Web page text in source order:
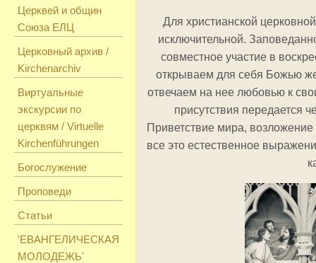
Церквей и общин
Союза ЕЛЦ
Церковный архив /
Kirchenarchiv
Виртуальные
экскурсии по
церквям / Virtuelle
Kirchenführungen
Богослужение
Проповеди
Статьи
'ЕВАНГЕЛИЧЕСКАЯ
МОЛОДЕЖЬ'
Для христианской
исключительной.
совместное участие в
открываем для себя Божью
отвечаем на нее любовью к
присутствия передается
Приветствие мира,
все это естественное